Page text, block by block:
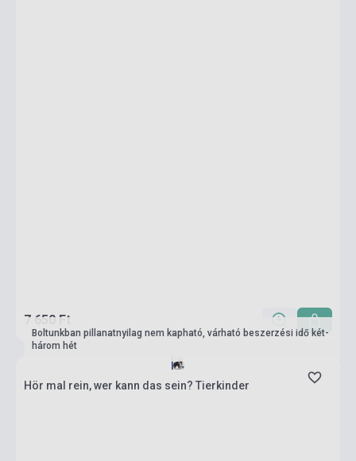
7 650 Ft
Boltunkban pillanatnyilag nem kapható, várható beszerzési idő két-
három hét
Hör mal rein, wer kann das sein? Tierkinder